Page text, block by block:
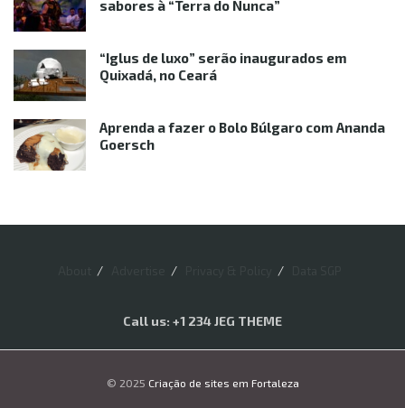
sabores à “Terra do Nunca”
“Iglus de luxo” serão inaugurados em
Quixadá, no Ceará
Aprenda a fazer o Bolo Búlgaro com Ananda
Goersch
Call us: +1 234 JEG THEME
© 2025 Criação de sites em Fortaleza